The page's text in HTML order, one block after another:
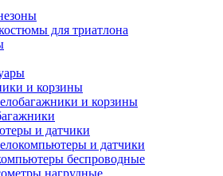
для триатлона
и корзины
и корзины
и датчики
и датчики
беспроводные
нагрудные